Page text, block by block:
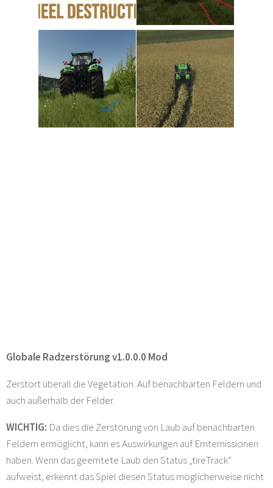
Globale Radzerstörung v1.0.0.0 Mod
Zerstört überall die Vegetation. Auf benachbarten Feldern und
auch außerhalb der Felder.
WICHTIG: Da dies die Zerstörung von Laub auf benachbarten
Feldern ermöglicht, kann es Auswirkungen auf Erntemissionen
haben. Wenn das geerntete Laub den Status „tireTrack“
aufweist, erkennt das Spiel diesen Status möglicherweise nicht